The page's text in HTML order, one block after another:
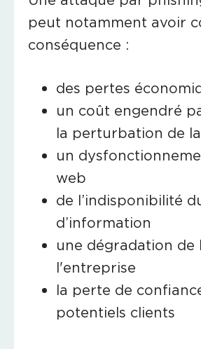
peut notamment avoir
conséquence :
des pertes
un coût engendré
la perturbation de
un
web
de l’indisponibilité
d’information
une dégradation de
l'entreprise
la perte de
potentiels clients